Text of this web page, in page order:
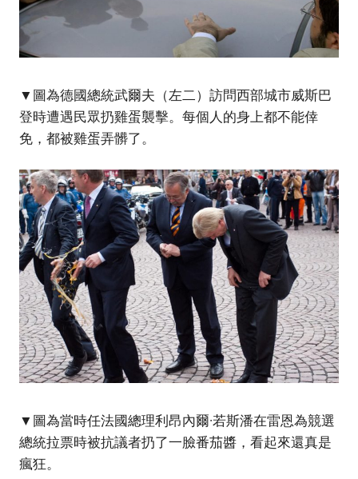
▼圖為德國總統武爾夫（左二）訪問西部城市威斯巴
登時遭遇民眾扔雞蛋襲擊。每個人的身上都不能倖
免，都被雞蛋弄髒了。
▼圖為當時任法國總理利昂內爾·若斯潘在雷恩為競選
總統拉票時被抗議者扔了一臉番茄醬，看起來還真是
瘋狂。